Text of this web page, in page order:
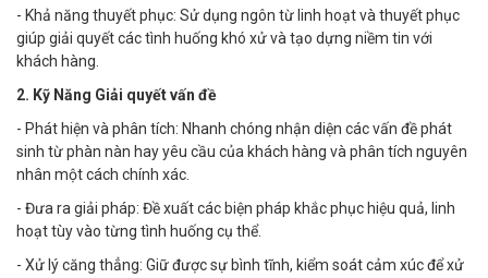
- Khả năng thuyết phục: Sử dụng ngôn từ linh hoạt và thuyết phục
giúp giải quyết các tình huống khó xử và tạo dựng niềm tin với
khách hàng.
2. Kỹ Năng Giải quyết vấn đề
- Phát hiện và phân tích: Nhanh chóng nhận diện các vấn đề phát
sinh từ phàn nàn hay yêu cầu của khách hàng và phân tích nguyên
nhân một cách chính xác.
- Đưa ra giải pháp: Đề xuất các biện pháp khắc phục hiệu quả, linh
hoạt tùy vào từng tình huống cụ thể.
- Xử lý căng thẳng: Giữ được sự bình tĩnh, kiểm soát cảm xúc để xử